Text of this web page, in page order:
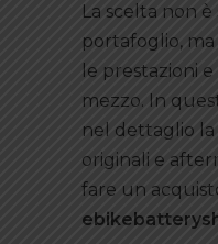
La scelta non
portafoglio,
le prestazioni
mezzo. In
nel dettaglio
originali e
fare un